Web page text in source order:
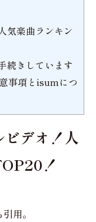
気楽曲ランキン
続きしています
事項とisumにつ
デオ！人
！
用。